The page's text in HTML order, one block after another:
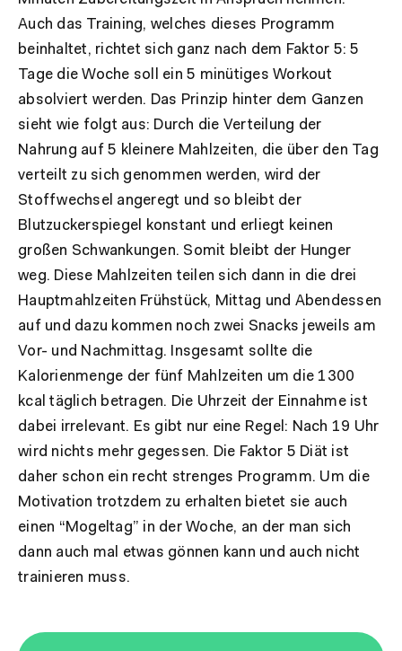
Auch das Training, welches dieses Programm
beinhaltet, richtet sich ganz nach dem Faktor 5: 5
Tage die Woche soll ein 5 minütiges Workout
absolviert werden. Das Prinzip hinter dem Ganzen
sieht wie folgt aus: Durch die Verteilung der
Nahrung auf 5 kleinere Mahlzeiten, die über den Tag
verteilt zu sich genommen werden, wird der
Stoffwechsel angeregt und so bleibt der
Blutzuckerspiegel konstant und erliegt keinen
großen Schwankungen. Somit bleibt der Hunger
weg. Diese Mahlzeiten teilen sich dann in die drei
Hauptmahlzeiten Frühstück, Mittag und Abendessen
auf und dazu kommen noch zwei Snacks jeweils am
Vor- und Nachmittag. Insgesamt sollte die
Kalorienmenge der fünf Mahlzeiten um die 1300
kcal täglich betragen. Die Uhrzeit der Einnahme ist
dabei irrelevant. Es gibt nur eine Regel: Nach 19 Uhr
wird nichts mehr gegessen. Die Faktor 5 Diät ist
daher schon ein recht strenges Programm. Um die
Motivation trotzdem zu erhalten bietet sie auch
einen “Mogeltag” in der Woche, an der man sich
dann auch mal etwas gönnen kann und auch nicht
trainieren muss.